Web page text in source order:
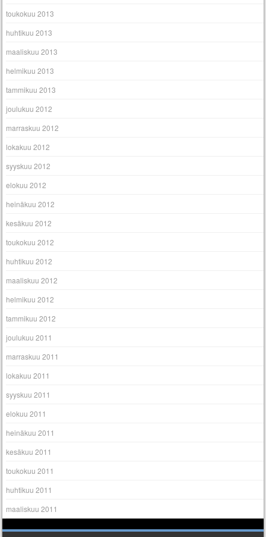
toukokuu 2013
huhtikuu 2013
maaliskuu 2013
helmikuu 2013
tammikuu 2013
joulukuu 2012
marraskuu 2012
lokakuu 2012
syyskuu 2012
elokuu 2012
heinäkuu 2012
kesäkuu 2012
toukokuu 2012
huhtikuu 2012
maaliskuu 2012
helmikuu 2012
tammikuu 2012
joulukuu 2011
marraskuu 2011
lokakuu 2011
syyskuu 2011
elokuu 2011
heinäkuu 2011
kesäkuu 2011
toukokuu 2011
huhtikuu 2011
maaliskuu 2011